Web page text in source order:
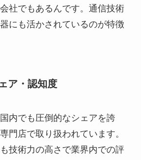
社でもあるんです。通信技術
にも活かされているのが特徴
ア・認知度
内でも圧倒的なシェアを誇
門店で取り扱われています。
技術力の高さで業界内での評